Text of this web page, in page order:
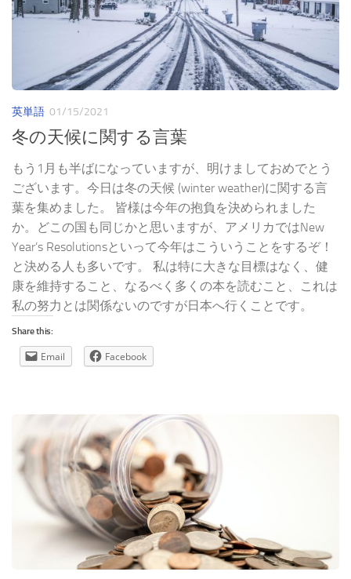
英単語 01/15/2021
冬の天候に関する言葉
もう1月も半ばになっていますが、明けましておめでとう
ございます。今日は冬の天候 (winter weather)に関する言
葉を集めました。 皆様は今年の抱負を決められました
か。どこの国も同じかと思いますが、アメリカではNew
Year’s Resolutionsといって今年はこういうことをするぞ！
と決める人も多いです。 私は特に大きな目標はなく、健
康を維持すること、なるべく多くの本を読むこと、これは
私の努力とは関係ないのですが日本へ行くことです。
Share this:
Email Facebook